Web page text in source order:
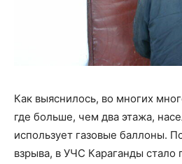
Как выяснилось, во многих
где больше, чем два этажа,
использует газовые баллоны.
взрыва, в УЧС Караганды стало